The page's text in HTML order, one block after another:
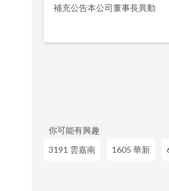
補充公告本公司董事長異動
你可能有興趣
3191 雲嘉南
1605 華新